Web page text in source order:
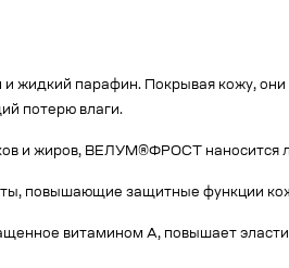
и жидкий парафин. Покрывая кожу,
потерю влаги.
и жиров, ВЕЛУМ®ФРОСТ наносится
повышающие защитные функции
витамином А, повышает